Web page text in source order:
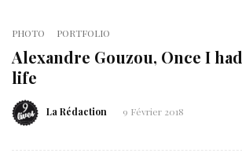
PHOTO PORTFOLIO
Alexandre Gouzou, Once I
life
La Rédaction 9 Février 2018